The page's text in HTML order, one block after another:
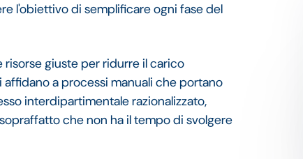
l'obiettivo di semplificare ogni fase del
giuste per ridurre il carico
a processi manuali che portano
interdipartimentale razionalizzato,
che non ha il tempo di svolgere